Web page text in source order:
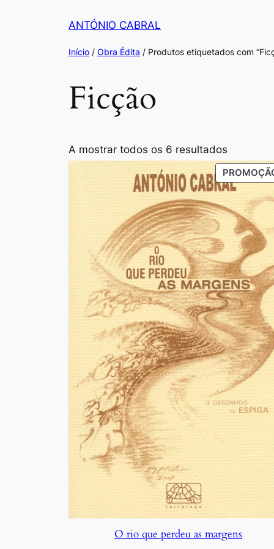
ANTÓNIO CABRAL
Início / Obra Édita / Produtos etiquetados com
Ficção
A mostrar todos os 6 resultados
por
O rio que perdeu as margens